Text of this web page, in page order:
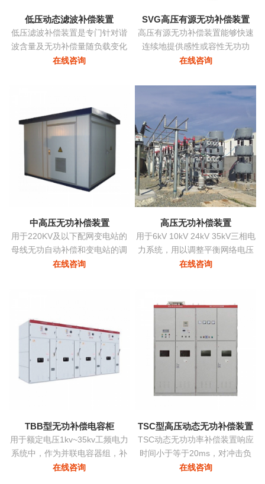
低压动态滤波补偿装置
低压滤波补偿装置是专门针对谐
波含量及无功补偿量随负载变化
的负载而设计，该装置根据负载
最佳点...
在线咨询
SVG高压有源无功补偿装置
高压有源无功补偿装置能够快速
连续地提供感性或容性无功功
率，实现考核点的恒定无功、恒
定、高效、优质地运行。在配电
网中将中小容量的ZRSVG装置安
装在某些特殊（如电弧炉）负荷
附近，可克服负荷三相不平衡、
提高功率因数、消除电压闪变和
电压波动、抑制谐波污染等并显
著改善电能质量...
在线咨询
中高压无功补偿装置
用于220KV及以下配网变电站的
母线无功自动补偿和变电站的调
压
在线咨询
高压无功补偿装置
用于6kV 10kV 24kV 35kV三相电
力系统，用以调整平衡网络电压
提高功率因数降低损耗提高供电
在线咨询
TBB型无功补偿电容柜
用于额定电压1kv~35kv工频电力
系统中，作为并联电容器组，补
偿系统中的感性无功，用以提高
在线咨询
TSC型高压动态无功补偿装置
TSC动态无功功率补偿装置响应
时间小于等于20ms，对冲击负
荷、时变负荷能够实时监测、动
在线咨询